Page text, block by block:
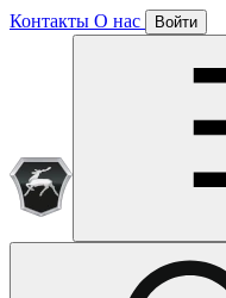
Контакты О нас Войти